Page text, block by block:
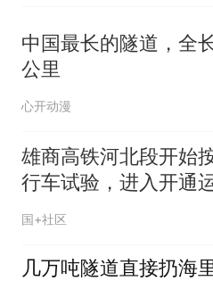
中国最长的隧道，全
公里
心开动漫
雄商高铁河北段开始
行车试验，进入开通
倒计时，16座车站串起
国+社区
几万吨隧道直接扔海